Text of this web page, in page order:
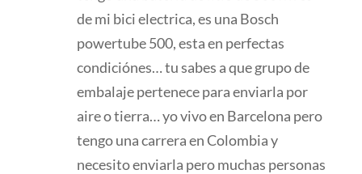
de mi bici electrica, es una Bosch
powertube 500, esta en perfectas
condiciónes… tu sabes a que grupo de
embalaje pertenece para enviarla por
aire o tierra… yo vivo en Barcelona pero
tengo una carrera en Colombia y
necesito enviarla pero muchas personas